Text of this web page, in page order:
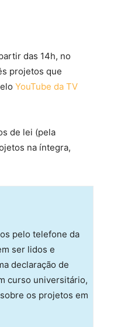
das 14h, no
projetos que
YouTube da TV
de lei (pela
na íntegra,
pelo telefone da
ser lidos e
declaração de
curso universitário,
os projetos em